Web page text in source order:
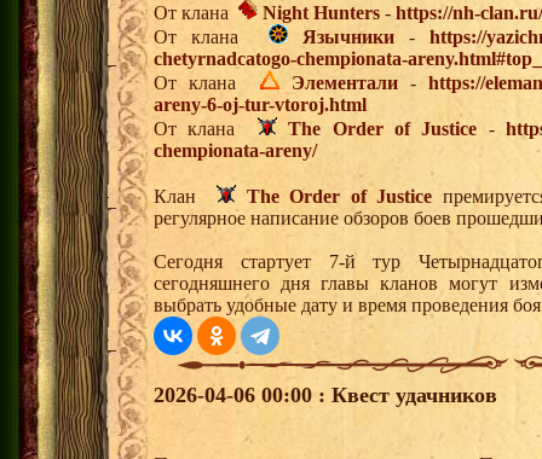
От клана Night Hunters - https://nh-
От клана
Язычники-https://
chetyrnadcatogo-chempionata-
От клана
Элементали - https://
areny-6-oj-tur-vtoroj.html
От клана
The Order of Justice -
chempionata-areny/
Клан The Order of Justice
регулярное написание обзоров боев
Сегодня стартует 7-й тур
сегодняшнего дня главы кланов могут
выбрать удобные дату и время проведения
2026-04-06 00:00 : Квест удачников